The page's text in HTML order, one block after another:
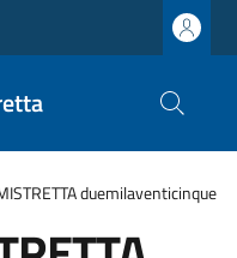
duemilaventicinque